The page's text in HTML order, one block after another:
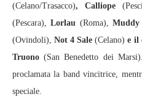
(Celano/Trasacco), Calliope
(Pescara),
Lorlau (Roma), Muddy
(Ovindoli), Not 4 Sale (Celano) e il
Truono(San Benedetto dei
proclamata la band vincitrice,
speciale.